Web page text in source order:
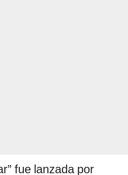
fue lanzada por